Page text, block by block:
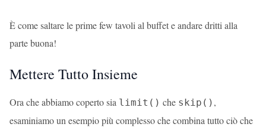
È come saltare le prime few tavoli al buffet e andare dritti alla
parte buona!
Mettere Tutto Insieme
Ora che abbiamo coperto sia limit() che skip() ,
esaminiamo un esempio più complesso che combina tutto ciò che